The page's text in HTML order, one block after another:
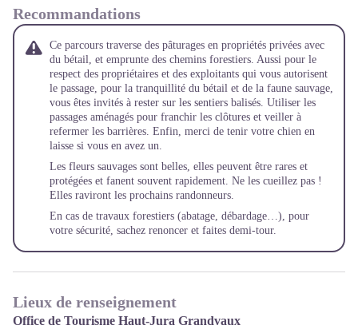
Recommandations
Ce parcours traverse des pâturages en propriétés privées avec
du bétail, et emprunte des chemins forestiers. Aussi pour le
respect des propriétaires et des exploitants qui vous autorisent
le passage, pour la tranquillité du bétail et de la faune sauvage,
vous êtes invités à rester sur les sentiers balisés. Utiliser les
passages aménagés pour franchir les clôtures et veiller à
refermer les barrières. Enfin, merci de tenir votre chien en
laisse si vous en avez un.
Les fleurs sauvages sont belles, elles peuvent être rares et
protégées et fanent souvent rapidement. Ne les cueillez pas !
Elles raviront les prochains randonneurs.
En cas de travaux forestiers (abatage, débardage…), pour
votre sécurité, sachez renoncer et faites demi-tour.
Lieux de renseignement
Office de Tourisme Haut-Jura Grandvaux